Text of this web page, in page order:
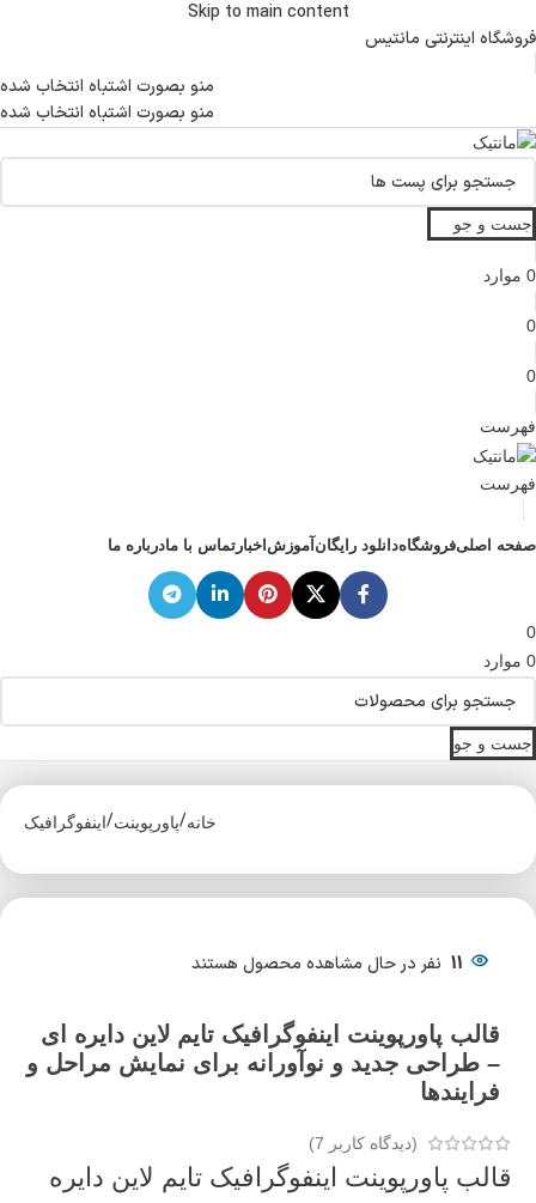
Skip to main content
فروشگاه اینترنتی مانتیس
منو بصورت اشتباه انتخاب شده
منو بصورت اشتباه انتخاب شده
جست و جو
0 موارد
0
0
فهرست
فهرست
صفحه اصلیفروشگاهدانلود رایگان آموزش اخبار تماس با مادرباره ما
0
0 موارد
جست و جو
خانه/پاورپوینت/اینفوگرافیک
11 نفر در حال مشاهده محصول هستند
قالب پاورپوینت اینفوگرافیک تایم‌ لاین دایره ای
– طراحی جدید و نوآورانه برای نمایش مراحل و
فرایندها
(دیدگاه کاربر 7
)
قالب پاورپوینت اینفوگرافیک تایم‌ لاین دایره